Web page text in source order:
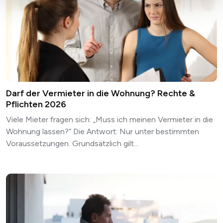
Darf der Vermieter in die Wohnung? Rechte &
Pflichten 2026
Viele Mieter fragen sich: „Muss ich meinen Vermieter in die
Wohnung lassen?“ Die Antwort: Nur unter bestimmten
Voraussetzungen. Grundsätzlich gilt...